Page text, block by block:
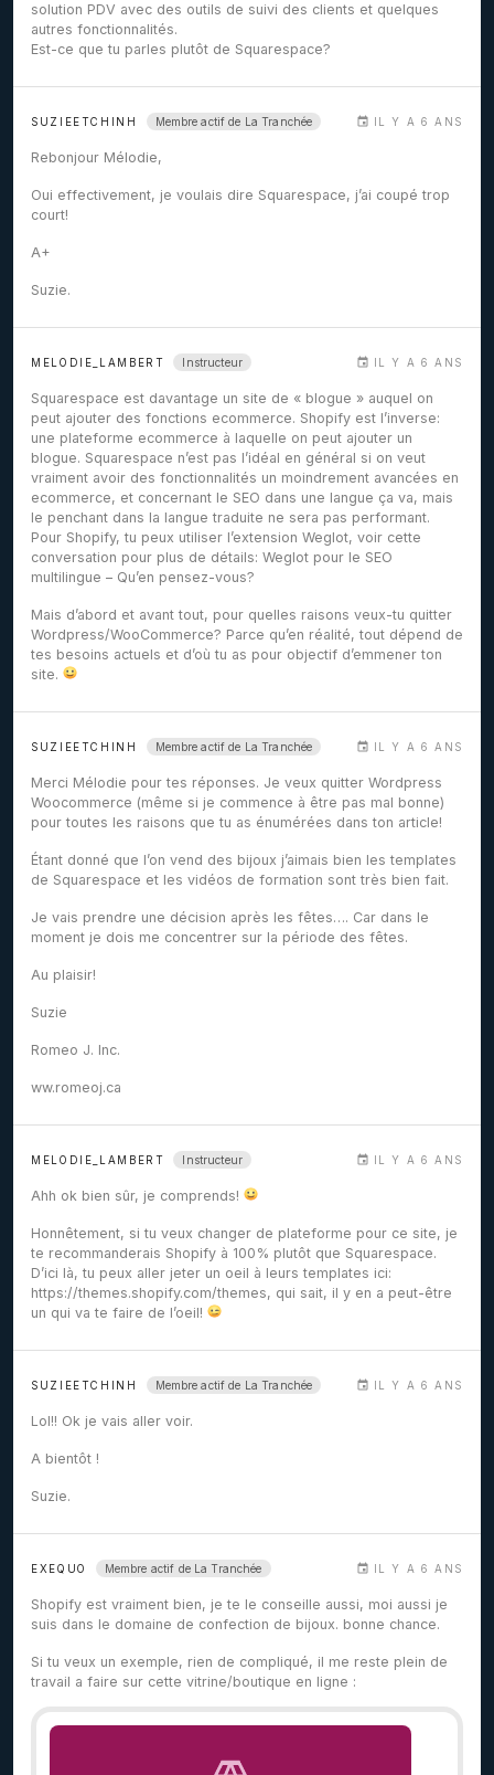
solution PDV avec des outils de suivi des clients et quelques
autres fonctionnalités.
Est-ce que tu parles plutôt de Squarespace?
SUZIEETCHINH Membre actif de La Tranchée IL Y A 6 ANS
Rebonjour Mélodie,
Oui effectivement, je voulais dire Squarespace, j’ai coupé trop
court!
A+
Suzie.
MELODIE_LAMBERT Instructeur IL Y A 6 ANS
Squarespace est davantage un site de « blogue » auquel on
peut ajouter des fonctions ecommerce. Shopify est l’inverse:
une plateforme ecommerce à laquelle on peut ajouter un
blogue. Squarespace n’est pas l’idéal en général si on veut
vraiment avoir des fonctionnalités un moindrement avancées en
ecommerce, et concernant le SEO dans une langue ça va, mais
le penchant dans la langue traduite ne sera pas performant.
Pour Shopify, tu peux utiliser l’extension Weglot, voir cette
conversation pour plus de détails: Weglot pour le SEO
multilingue – Qu’en pensez-vous?
Mais d’abord et avant tout, pour quelles raisons veux-tu quitter
Wordpress/WooCommerce? Parce qu’en réalité, tout dépend de
tes besoins actuels et d’où tu as pour objectif d’emmener ton
site.
SUZIEETCHINH Membre actif de La Tranchée IL Y A 6 ANS
Merci Mélodie pour tes réponses. Je veux quitter Wordpress
Woocommerce (même si je commence à être pas mal bonne)
pour toutes les raisons que tu as énumérées dans ton article!
Étant donné que l’on vend des bijoux j’aimais bien les templates
de Squarespace et les vidéos de formation sont très bien fait.
Je vais prendre une décision après les fêtes…. Car dans le
moment je dois me concentrer sur la période des fêtes.
Au plaisir!
Suzie
Romeo J. Inc.
ww.romeoj.ca
MELODIE_LAMBERT Instructeur IL Y A 6 ANS
Ahh ok bien sûr, je comprends!
Honnêtement, si tu veux changer de plateforme pour ce site, je
te recommanderais Shopify à 100% plutôt que Squarespace.
D’ici là, tu peux aller jeter un oeil à leurs templates ici:
https://themes.shopify.com/themes, qui sait, il y en a peut-être
un qui va te faire de l’oeil!
SUZIEETCHINH Membre actif de La Tranchée IL Y A 6 ANS
Lol!! Ok je vais aller voir.
A bientôt !
Suzie.
EXEQUO Membre actif de La Tranchée IL Y A 6 ANS
Shopify est vraiment bien, je te le conseille aussi, moi aussi je
suis dans le domaine de confection de bijoux. bonne chance.
Si tu veux un exemple, rien de compliqué, il me reste plein de
travail a faire sur cette vitrine/boutique en ligne :